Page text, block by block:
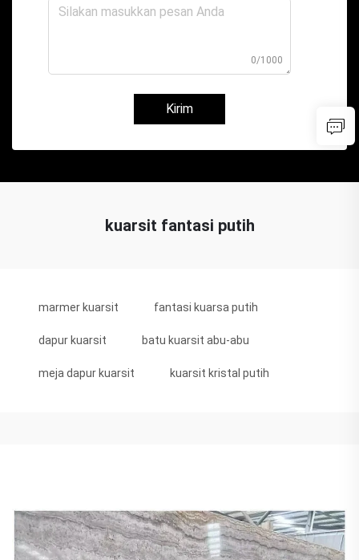
0/1000
Kirim
kuarsit fantasi putih
marmer kuarsit fantasi kuarsa putih
dapur kuarsit batu kuarsit abu-abu
meja dapur kuarsit kuarsit kristal putih